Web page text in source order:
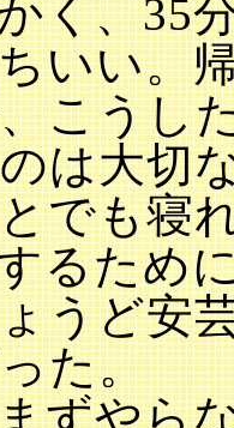
く、35
いい。
こうし
は大切
でも寝
るため
うど安
た。
やら